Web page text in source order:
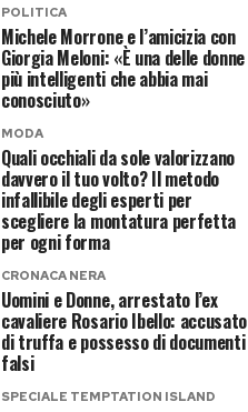
POLITICA
Michele Morrone e l’amicizia con
Giorgia Meloni: «È una delle donne
più intelligenti che abbia mai
conosciuto»
MODA
Quali occhiali da sole valorizzano
davvero il tuo volto? Il metodo
infallibile degli esperti per
scegliere la montatura perfetta
per ogni forma
CRONACA NERA
Uomini e Donne, arrestato l’ex
cavaliere Rosario Ibello: accusato
di truffa e possesso di documenti
falsi
SPECIALE TEMPTATION ISLAND